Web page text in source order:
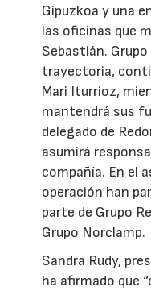
Gipuzkoa y una
las oficinas que
Sebastián.
trayectoria,
Mari Iturrioz,
mantendrá sus
delegado de
asumirá
compañía. En el
operación han
parte de Grupo
Grupo Norclamp.
Sandra Rudy,
ha afirmado que